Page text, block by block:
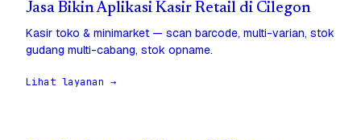
Jasa Bikin Aplikasi Kasir Retail di Cilegon
Kasir toko & minimarket — scan barcode, multi-varian, stok
gudang multi-cabang, stok opname.
Lihat layanan →